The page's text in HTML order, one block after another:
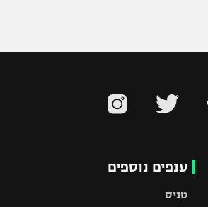
ענפים נוספים
טניס